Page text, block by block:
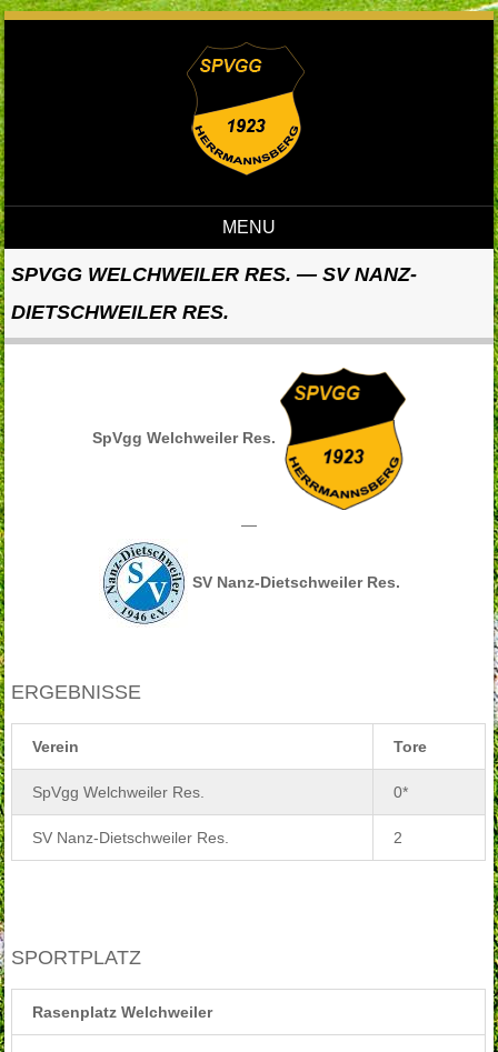
MENU
SPVGG WELCHWEILER RES. — SV NANZ-
DIETSCHWEILER RES.
SpVgg Welchweiler Res.
—
SV Nanz-Dietschweiler Res.
ERGEBNISSE
Verein Tore
SpVgg Welchweiler Res. 0*
SV Nanz-Dietschweiler Res. 2
SPORTPLATZ
Rasenplatz Welchweiler